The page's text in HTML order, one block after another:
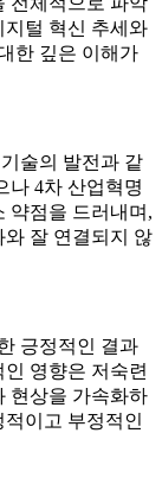
지털 혁신 추세와
한 깊은 이해가
술의 발전과 같
나 4차 산업혁명
약점을 드러내며,
잘 연결되지 않
긍정적인 결과
영향은 저숙련
현상을 가속화하
이고 부정적인